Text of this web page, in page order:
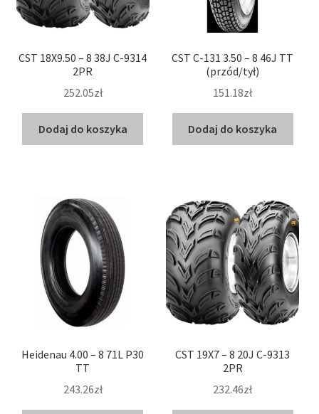
CST 18X9.50 – 8 38J C-9314
2PR
252.05zł
Dodaj do koszyka
CST C-131 3.50 – 8 46J TT
(przód/tył)
151.18zł
Dodaj do koszyka
Heidenau 4.00 – 8 71L P30
TT
243.26zł
CST 19X7 – 8 20J C-9313
2PR
232.46zł